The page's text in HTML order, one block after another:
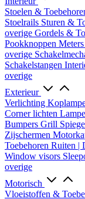
Stoelen &
Stoelrails Sturen &
overige Gordels &
Pookknoppen
overige
Schakelstangen
overige
Exterieur
Verlichting
Corner lichten
Bumpers Grill
Zijschermen
Toebehoren Ruiten |
Window visors
overige
Motorisch
Vloeistoffen &